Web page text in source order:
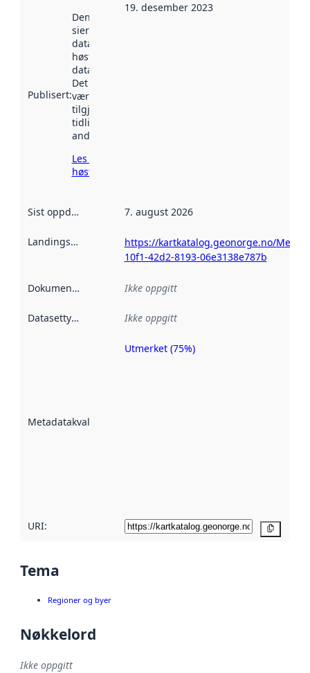
Publisert:
Denne datoen
sier når
datasettet ble
høstet av
data.norge.no.
Det kan ha
vært
tilgjengelig
tidligere
andre steder.
Les mer om
høsting her
19. desember 2023
Sist oppdatert 7. august 2026
Landingsside
https://kartkatalog.geonorge.no/
10f1-42d2-8193-06e3138e787b
Dokumentasjon Ikke oppgitt
Datasettype Ikke oppgitt
Metadatakvalitet
Metadatakvalitet
Utmerket (75%)
URI:
Tema
Regioner og byer
Nøkkelord
Ikke oppgitt